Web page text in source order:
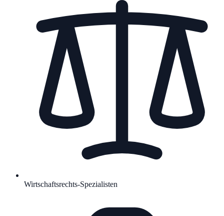
Wirtschaftsrechts-Spezialisten